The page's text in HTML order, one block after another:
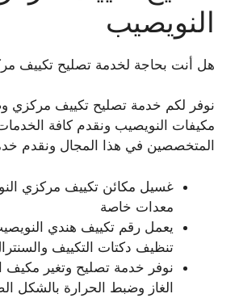
النويصيب
هل أنت بحاجة لخدمة تصليح تكييف
نوفر لكم خدمة تصليح تكييف مركزي
مكيفات النويصيب ونقدم كافة
المتخصصين في هذا المجال ونقدم
غسيل مكائن تكييف مركزي
معدات خاصة
يعمل رقم تكييف هندي
تنظيف دكتات التكييف
نوفر خدمة تصليح وتغير مكيف
الغاز وضبط الحرارة بالشكل